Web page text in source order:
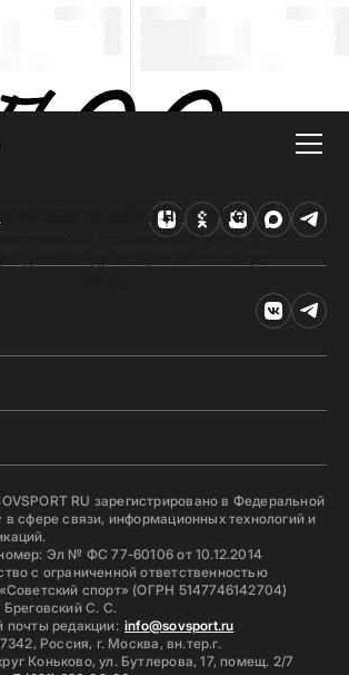
ошибка на сайте
ошибка. Чтобы найти нужную
RU зарегистрировано в Федеральной
сфере связи, информационных технологий и
Эл № ФС 77-60106 от 10.12.2014
с ограниченной ответственностью
спорт» (ОГРН 5147746142704)
Бреговский С. С.
почты редакции: info@sovsport.ru
Россия, г. Москва, вн.тер.г.
Коньково, ул. Бутлерова, 17, помещ. 2/7